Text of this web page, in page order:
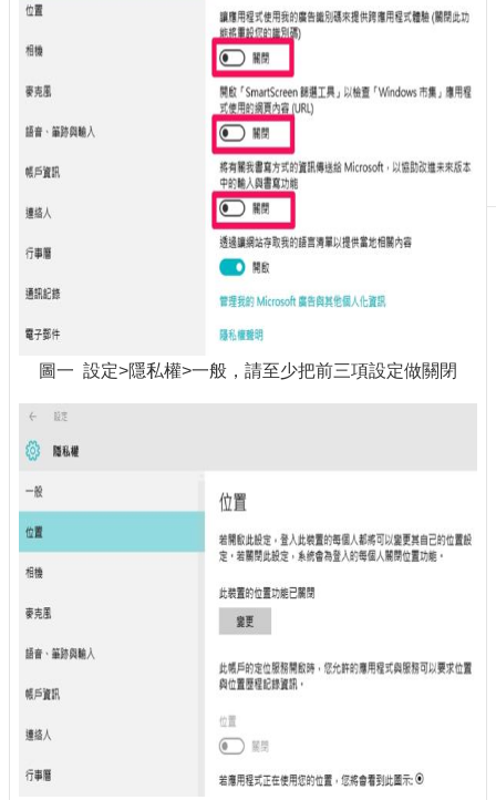
們
出
刊
物
校
服
題
導
術
論
壇
產
業
專
欄
圖一 設定>隱私權>一般，請至少把前三項設定做關閉